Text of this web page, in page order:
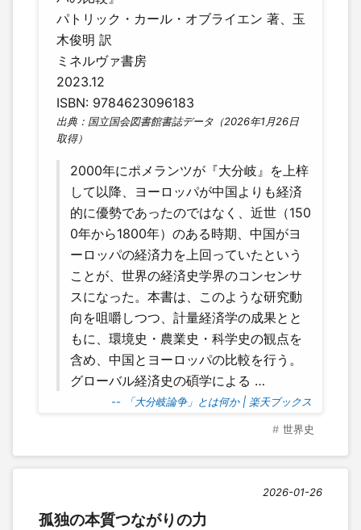
パトリック・カール・オブライエン 著、玉
木俊明 訳
ミネルヴァ書房
2023.12
ISBN: 9784623096183
出典：国立国会図書館書誌データ（2026年1月26日
取得）
2000年にポメランツが『大分岐』を上梓
して以降、ヨーロッパが中国よりも経済
的に優勢であったのではなく、近世（150
0年から1800年）のある時期、中国がヨ
ーロッパの経済力を上回っていたという
ことが、世界の経済史学界のコンセンサ
スになった。本書は、このような研究動
向を咀嚼しつつ、計量経済学の成果とと
もに、環境史・農業史・科学史の観点を
含め、中国とヨーロッパの比較を行う。
グローバル経済史の碩学による …
-- 「大分岐論争」とは何か | 楽天ブックス
世界史
2026-01-26
孤独の本質つながりの力